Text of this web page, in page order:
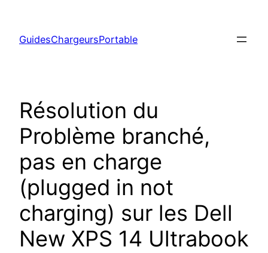
contenu
GuidesChargeursPortable
Résolution du
Problème branché,
pas en charge
(plugged in not
charging) sur les Dell
New XPS 14 Ultrabook